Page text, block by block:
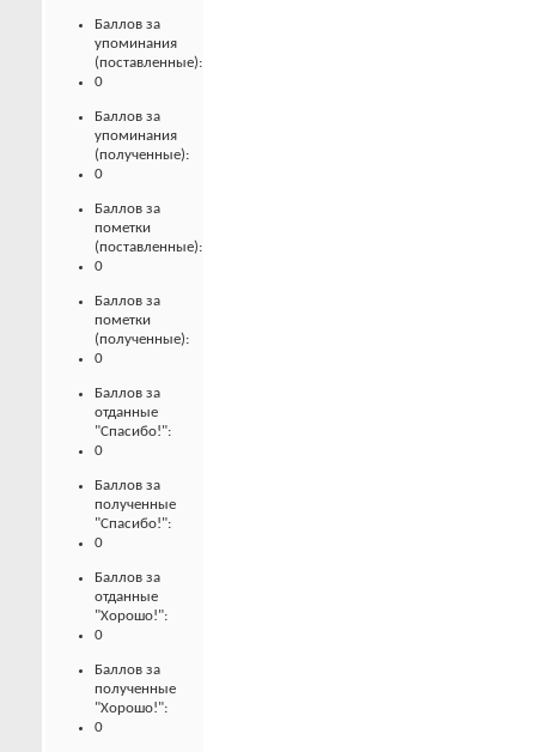
Баллов за
упоминания
(поставленные):
0
Баллов за
упоминания
(полученные):
0
Баллов за
пометки
(поставленные):
0
Баллов за
пометки
(полученные):
0
Баллов за
отданные
"Спасибо!":
0
Баллов за
полученные
"Спасибо!":
0
Баллов за
отданные
"Хорошо!":
0
Баллов за
полученные
"Хорошо!":
0